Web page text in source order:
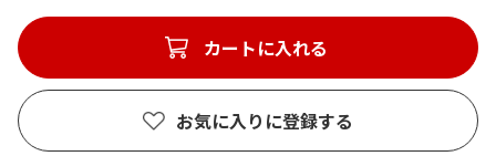
カートに入れる
お気に入りに登録する